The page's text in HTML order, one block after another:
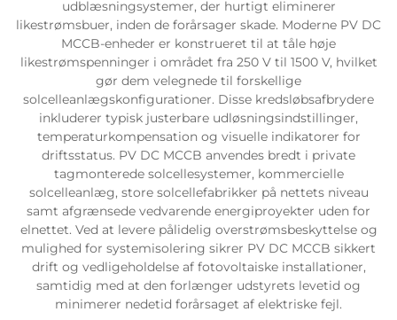
udblæsningsystemer, der hurtigt eliminerer
likestrømsbuer, inden de forårsager skade. Moderne PV DC
MCCB-enheder er konstrueret til at tåle høje
likestrømspenninger i området fra 250 V til 1500 V, hvilket
gør dem velegnede til forskellige
solcelleanlægskonfigurationer. Disse kredsløbsafbrydere
inkluderer typisk justerbare udløsningsindstillinger,
temperaturkompensation og visuelle indikatorer for
driftsstatus. PV DC MCCB anvendes bredt i private
tagmonterede solcellesystemer, kommercielle
solcelleanlæg, store solcellefabrikker på nettets niveau
samt afgrænsede vedvarende energiproyekter uden for
elnettet. Ved at levere pålidelig overstrømsbeskyttelse og
mulighed for systemisolering sikrer PV DC MCCB sikkert
drift og vedligeholdelse af fotovoltaiske installationer,
samtidig med at den forlænger udstyrets levetid og
minimerer nedetid forårsaget af elektriske fejl.